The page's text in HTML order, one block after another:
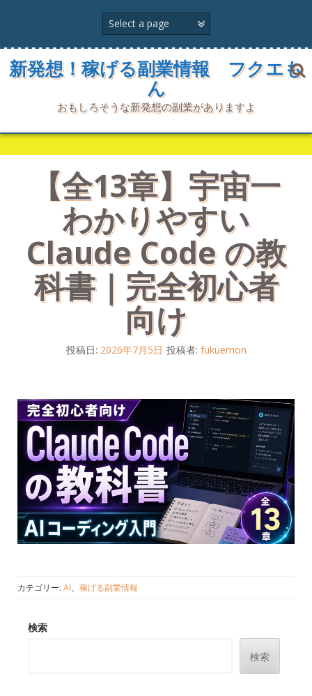
ン
プ
新発想！稼げる副業情報 フクエも
ん
おもしろそうな新発想の副業がありますよ
【全13章】宇宙一
わかりやすい
Claude Code の教
科書｜完全初心者
向け
投稿日: 2026年7月5日 投稿者: fukuemon
カテゴリー: AI、 稼げる副業情報
検索
検索